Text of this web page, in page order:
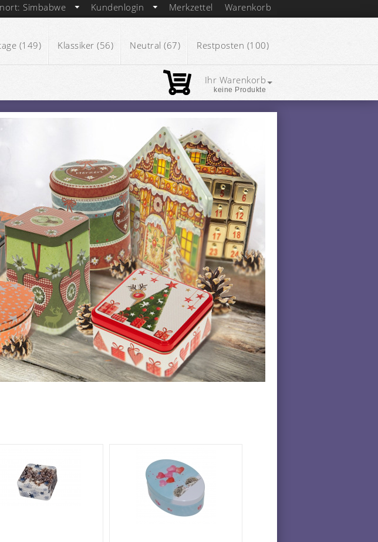
Simbabwe Kundenlogin Merkzettel Warenkorb
(149) Klassiker (56) Neutral (67) Restposten (100)
Ihr Warenkorb
keine Produkte